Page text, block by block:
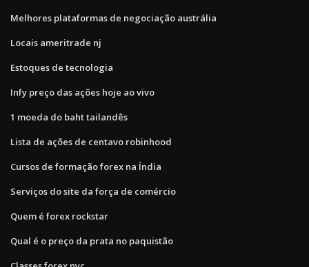
Melhores plataformas de negociação austrália
Locais ameritrade nj
Estoques de tecnologia
Infy preço das ações hoje ao vivo
1 moeda do baht tailandês
Lista de ações de centavo robinhood
Cursos de formação forex na Índia
Serviços do site da força de comércio
Quem é forex rockstar
Qual é o preço da prata no paquistão